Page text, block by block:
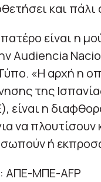
και
είναι η
Audiencia
«Η αρχή η
της
είναι η
να
ή
ΑΠΕ-ΜΠΕ-AFP